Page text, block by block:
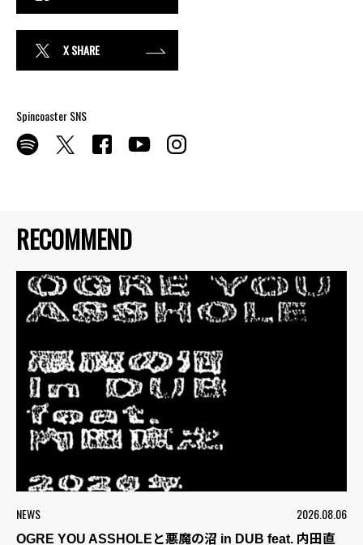
RECOMMEND
NEWS 2026.08.06
OGRE YOU ASSHOLEと悪魔の沼 in DUB feat. 内田直
X SHARE
Spincoaster SNS